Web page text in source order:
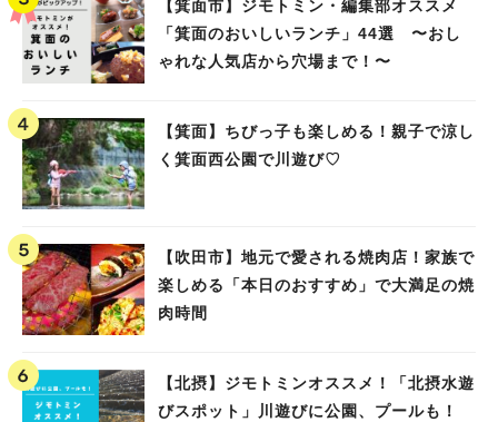
【箕面市】ジモトミン・編集部オススメ
「箕面のおいしいランチ」44選 〜おし
ゃれな人気店から穴場まで！〜
【箕面】ちびっ子も楽しめる！親子で涼し
く箕面西公園で川遊び♡
【吹田市】地元で愛される焼肉店！家族で
楽しめる「本日のおすすめ」で大満足の焼
肉時間
【北摂】ジモトミンオススメ！「北摂水遊
びスポット」川遊びに公園、プールも！